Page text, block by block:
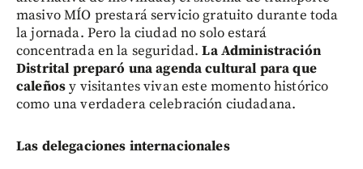
masivo MÍO prestará servicio gratuito durante toda
la jornada. Pero la ciudad no solo estará
concentrada en la seguridad.La Administración
Distrital preparó una agenda cultural para que
caleñosy visitantes vivan este momento histórico
como una verdadera celebración ciudadana.
Las delegaciones internacionales